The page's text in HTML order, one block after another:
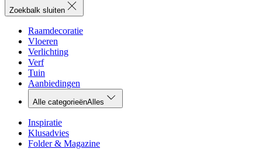
Zoekbalk sluiten
Raamdecoratie
Vloeren
Verlichting
Verf
Tuin
Aanbiedingen
Alle categorieënAlles
Inspiratie
Klusadvies
Folder & Magazine